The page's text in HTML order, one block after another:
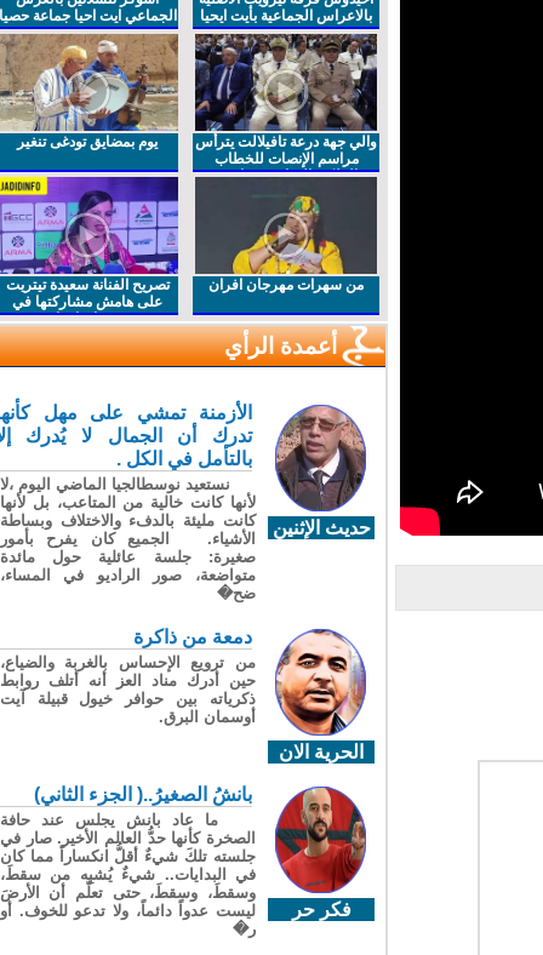
بالاعراس الجماعية بأيت ايحيا
الجماعي ايت احيا جماعة حصيا
والي جهة درعة تافيلالت يترأس
مراسم الإنصات للخطاب
الملكي السامي بمناسبة
يوم بمضايق تودغى تنغير
من سهرات مهرجان افران
تصريح الفنانة سعيدة تيتريت
على هامش مشاركتها في
مهرجان افران
أعمدة الرأي
حديث الإثنين
الأزمنة تمشي على مهل كأنها
تدرك أن الجمال لا يُدرك إلا
بالتأمل في الكل .
نستعيد نوسطالجيا الماضي اليوم ،لا
لأنها كانت خالية من المتاعب، بل لأنها
كانت مليئة بالدفء والاختلاف وبساطة
الأشياء. الجميع كان يفرح بأمور
صغيرة: جلسة عائلية حول مائدة
متواضعة، صور الراديو في المساء،
ضح�
الحرية الان
دمعة من ذاكرة
من ترويع الإحساس بالغربة والضياع،
حين أدرك مناد العز أنه أتلف روابط
ذكرياته بين حوافر خيول قبيلة آيت
أوسمان البرق.
فكر حر
بانشُ الصغيرُ..( الجزء الثاني)
ما عاد بانش يجلس عند حافة
الصخرة كأنها حدُّ العالم الأخير. صار في
جلسته تلكَ شيءٌ أقلُّ انكساراً مما كان
في البدايات.. شيءٌ يُشبِه من سقطَ،
وسقطَ، وسقطَ، حتى تعلّم أن الأرضَ
ليست عدواً دائماً، ولا تدعو للخوف. أو
ر�